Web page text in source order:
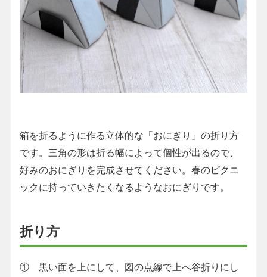
箱を折るように作る立体的な「おにぎり」の折り方
です。三角の形は折る幅によって個性が出るので、
好みのおにぎりを完成させてください。春のピクニ
ックに持っていきたくなるようなおにぎりです。
折り方
① 黒い面を上にして、図の点線で上へ谷折りにし